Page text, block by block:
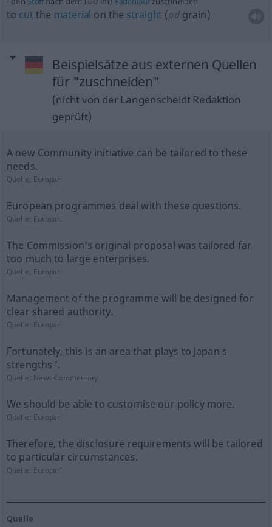
to cut the material on the straight (odgrain)
Beispielsätze aus externen Quellen
für "zuschneiden"
(nicht von der Langenscheidt Redaktion
geprüft)
A new Community initiative can be tailored to these
needs.
Quelle: Europarl
European programmes deal with these questions.
Quelle: Europarl
The Commission's original proposal was tailored far
too much to large enterprises.
Quelle: Europarl
Management of the programme will be designed for
clear shared authority.
Quelle: Europarl
Fortunately, this is an area that plays to Japan s
strengths ’.
Quelle: News-Commentary
We should be able to customise our policy more.
Quelle: Europarl
Therefore, the disclosure requirements will be tailored
to particular circumstances.
Quelle: Europarl
Quelle